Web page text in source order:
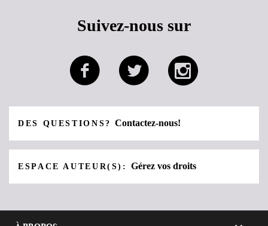
Suivez-nous sur
DES QUESTIONS?Contactez-nous!
ESPACE AUTEUR(S):Gérez vos droits